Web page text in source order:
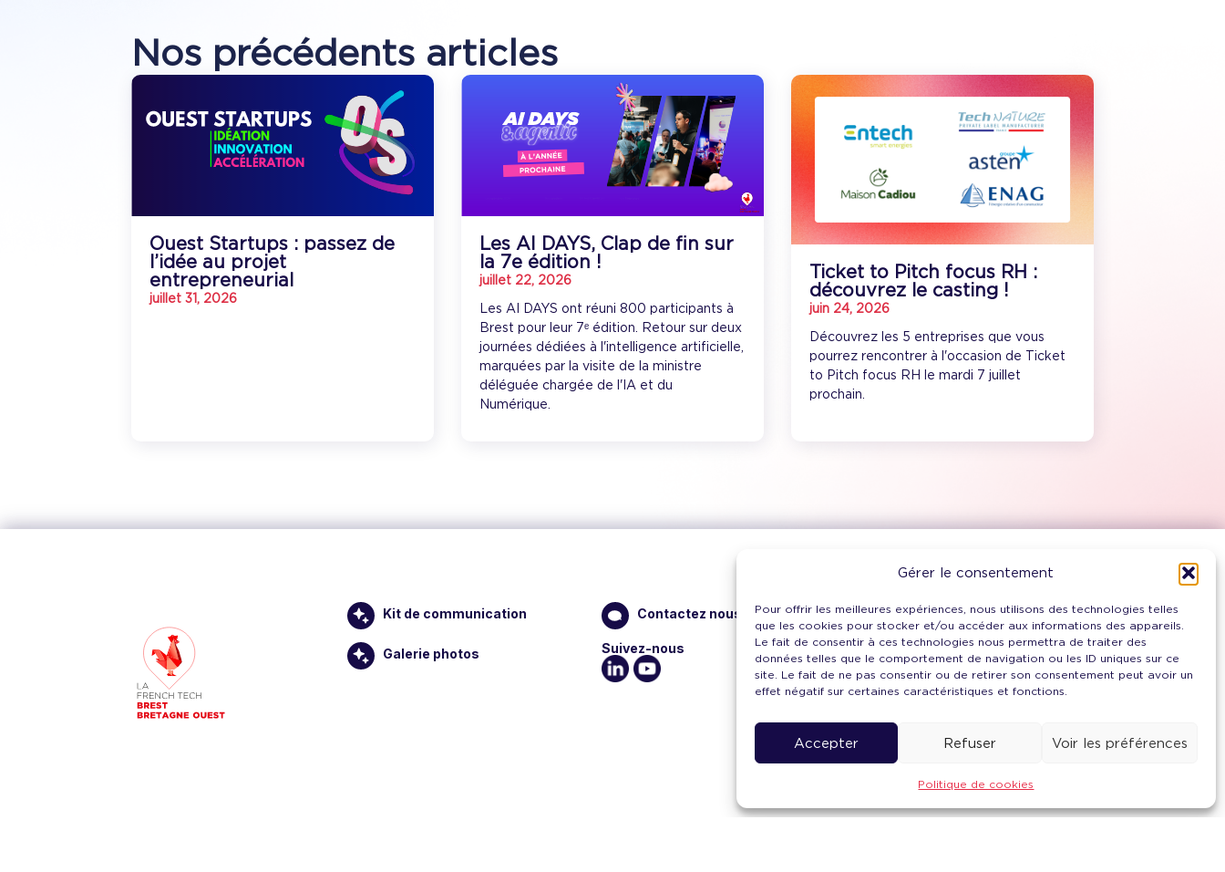
Gérer le consentement
Pour offrir les meilleures expériences, nous utilisons des technologies telles
que les cookies pour stocker et/ou accéder aux informations des appareils.
Le fait de consentir à ces technologies nous permettra de traiter des
données telles que le comportement de navigation ou les ID uniques sur ce
site. Le fait de ne pas consentir ou de retirer son consentement peut avoir un
effet négatif sur certaines caractéristiques et fonctions.
Accepter Refuser Voir les préférences
Politique de cookies
Nos précédents articles
Ouest Startups : passez de
l’idée au projet
entrepreneurial
juillet 31, 2026
Les AI DAYS, Clap de fin sur
la 7e édition !
juillet 22, 2026
Les AI DAYS ont réuni 800 participants à
Brest pour leur 7ᵉ édition. Retour sur deux
journées dédiées à l'intelligence artificielle,
marquées par la visite de la ministre
déléguée chargée de l'IA et du
Numérique.
Ticket to Pitch focus RH :
découvrez le casting !
juin 24, 2026
Découvrez les 5 entreprises que vous
pourrez rencontrer à l'occasion de Ticket
to Pitch focus RH le mardi 7 juillet
prochain.
Kit de communication
Galerie photos
Contactez nous
Suivez-nous
Inscrivez-vous à notre
Newsletter
m'inscris
Retrouvez ici toutes nos